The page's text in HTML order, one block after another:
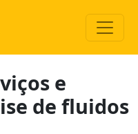
e
de fluidos